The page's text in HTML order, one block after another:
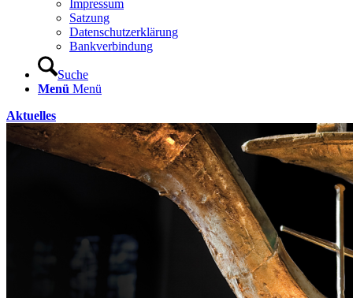
Impressum
Satzung
Datenschutzerklärung
Bankverbindung
Suche
Menü Menü
Aktuelles